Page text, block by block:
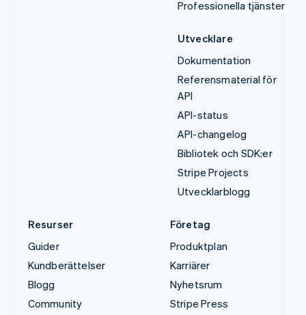
Professionella tjänster
Utvecklare
Dokumentation
Referensmaterial för
API
API-status
API-changelog
Bibliotek och SDK:er
Stripe Projects
Utvecklarblogg
Resurser
Guider
Kundberättelser
Blogg
Community
Företag
Produktplan
Karriärer
Nyhetsrum
Stripe Press